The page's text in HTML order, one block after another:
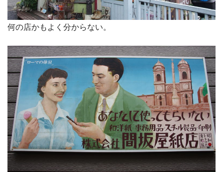
何の店かもよく分からない。